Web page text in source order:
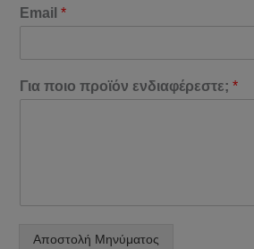
Email*
Για ποιο προϊόν ενδιαφέρεστε;*
Αποστολή Μηνύματος